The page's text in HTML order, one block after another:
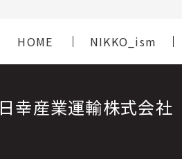
HOME NIKKO_ism
日幸産業運輸株式会社